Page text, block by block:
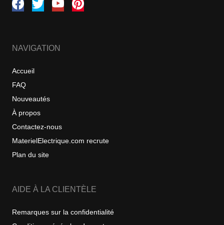
NAVIGATION
Accueil
FAQ
Nouveautés
À propos
Contactez-nous
MaterielElectrique.com recrute
Plan du site
AIDE À LA CLIENTÈLE
Remarques sur la confidentialité